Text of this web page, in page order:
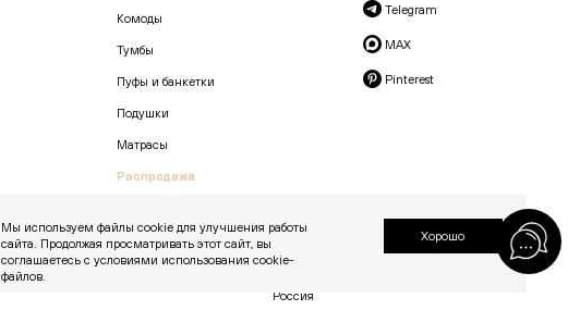
Комоды
Тумбы
Пуфы и банкетки
Подушки
Матрасы
Распродажа
Telegram
MAX
Pinterest
проезд Новодевичий, дом 2, помещение 2/1
Россия
Мы используем файлы cookie для улучшения работы
сайта. Продолжая просматривать этот сайт, вы
соглашаетесь с условиями использования cookie-
файлов.
Хорошо